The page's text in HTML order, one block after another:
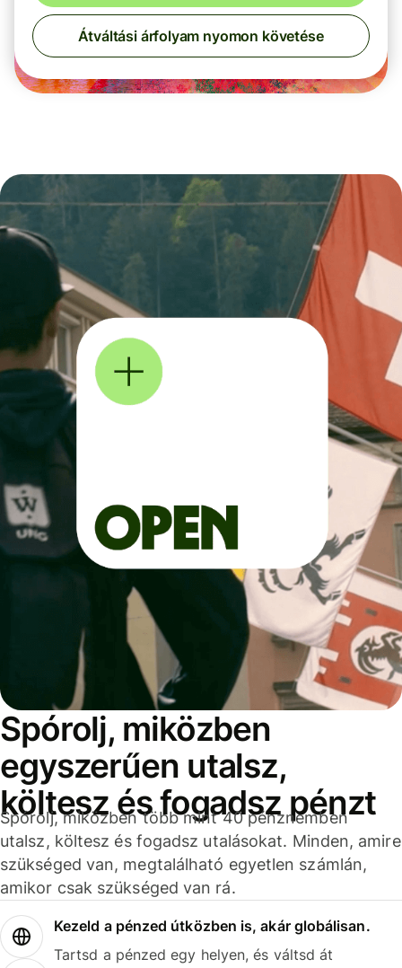
Átváltási árfolyam nyomon követése
Spórolj, miközben
egyszerűen utalsz,
költesz és fogadsz pénzt
Spórolj, miközben több mint 40 pénznemben
utalsz, költesz és fogadsz utalásokat. Minden, amire
szükséged van, megtalálható egyetlen számlán,
amikor csak szükséged van rá.
Kezeld a pénzed útközben is, akár globálisan.
Tartsd a pénzed egy helyen, és váltsd át